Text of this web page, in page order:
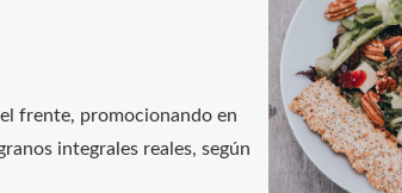
frente, promocionando en
integrales reales, según